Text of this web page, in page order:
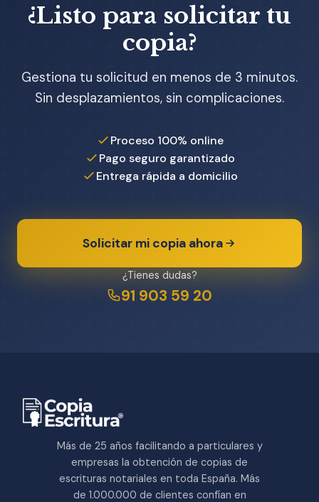
¿Listo para solicitar tu
copia?
Gestiona tu solicitud en menos de 3 minutos.
Sin desplazamientos, sin complicaciones.
Proceso 100% online
Pago seguro garantizado
Entrega rápida a domicilio
Solicitar mi copia ahora
¿Tienes dudas?
91 903 59 20
Más de 25 años facilitando a particulares y
empresas la obtención de copias de
escrituras notariales en toda España. Más
de 1.000.000 de clientes confían en